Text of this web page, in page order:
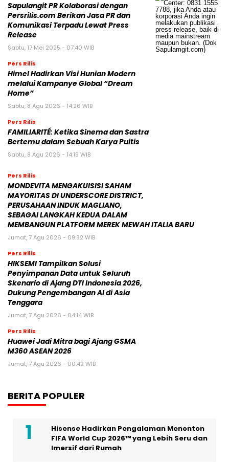
Sapulangit PR Kolaborasi dengan
Persrilis.com Berikan Jasa PR dan
Komunikasi Terpadu Lewat Press
Release
Sabtu, 17 Mei 2025 - 07:40 WIB
Pers Rilis
Himel Hadirkan Visi Hunian Modern
melalui Kampanye Global “Dream
Home”
Sabtu, 8 Agu 2026 - 14:26 WIB
Pers Rilis
FAMILIARITÉ: Ketika Sinema dan Sastra
Bertemu dalam Sebuah Karya Puitis
Sabtu, 8 Agu 2026 - 14:19 WIB
Pers Rilis
MONDEVITA MENGAKUISISI SAHAM
MAYORITAS DI UNDERSCORE DISTRICT,
PERUSAHAAN INDUK MAGLIANO,
SEBAGAI LANGKAH KEDUA DALAM
MEMBANGUN PLATFORM MEREK MEWAH ITALIA BARU
Jumat, 7 Agu 2026 - 09:32 WIB
Pers Rilis
HIKSEMI Tampilkan Solusi
Penyimpanan Data untuk Seluruh
Skenario di Ajang DTI Indonesia 2026,
Dukung Pengembangan AI di Asia
Tenggara
Jumat, 7 Agu 2026 - 04:14 WIB
Pers Rilis
Huawei Jadi Mitra bagi Ajang GSMA
M360 ASEAN 2026
Jumat, 7 Agu 2026 - 00:42 WIB
BERITA POPULER
Hisense Hadirkan Pengalaman Menonton
FIFA World Cup 2026™ yang Lebih Seru dan
Imersif dari Rumah